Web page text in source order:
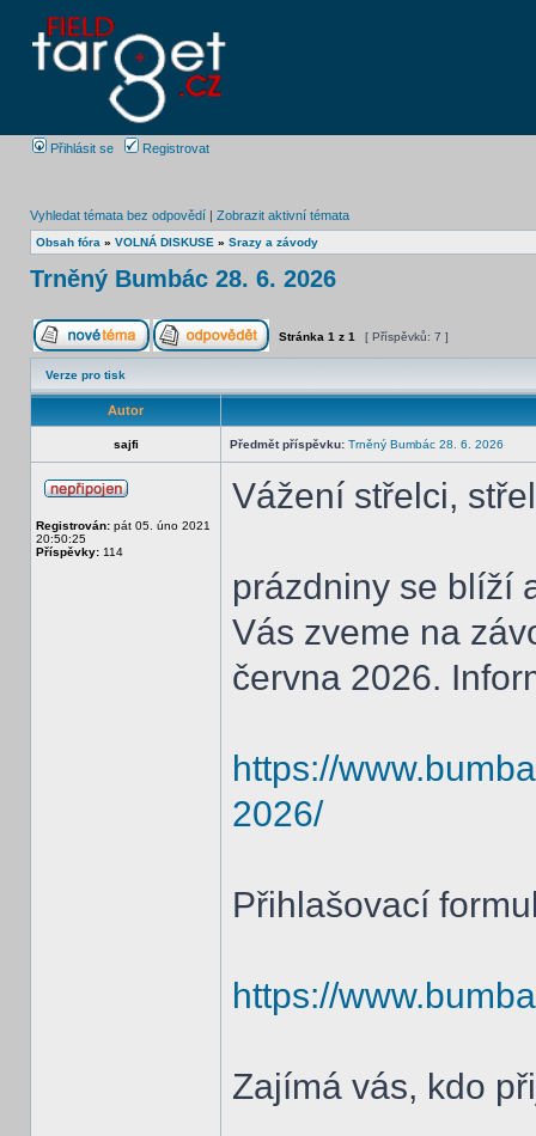
Přihlásit se Registrovat
Vyhledat témata bez odpovědí | Zobrazit aktivní témata
Obsah fóra » VOLNÁ DISKUSE » Srazy a závody
Trněný Bumbác 28. 6. 2026
Stránka 1 z 1 [ Příspěvků: 7 ]
Verze pro tisk
Autor
sajfi Předmět příspěvku: Trněný Bumbác 28. 6. 2026
Registrován: pát 05. úno 2021
20:50:25
Příspěvky: 114
Vážení střelci,
prázdniny se blíží
Vás zveme na
června 2026.
https://
2026/
Přihlašovací
https://
Zajímá vás, kdo